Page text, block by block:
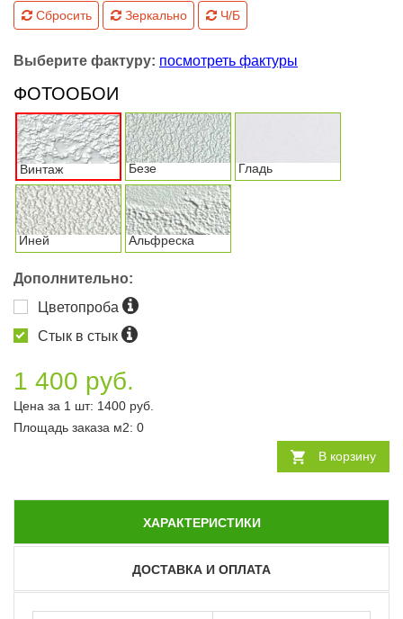
Сбросить Зеркально Ч/Б
Выберите фактуру: посмотреть фактуры
ФОТООБОИ
Винтаж Безе Гладь
Иней Альфреска
Дополнительно:
Цветопроба
Стык в стык
1 400 руб.
Цена за 1 шт: 1400 руб.
Площадь заказа м2: 0
В корзину
ХАРАКТЕРИСТИКИ
ДОСТАВКА И ОПЛАТА